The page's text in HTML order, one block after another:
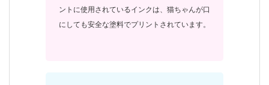
ントに使用されているインクは、猫ちゃんが口
にしても安全な塗料でプリントされています。